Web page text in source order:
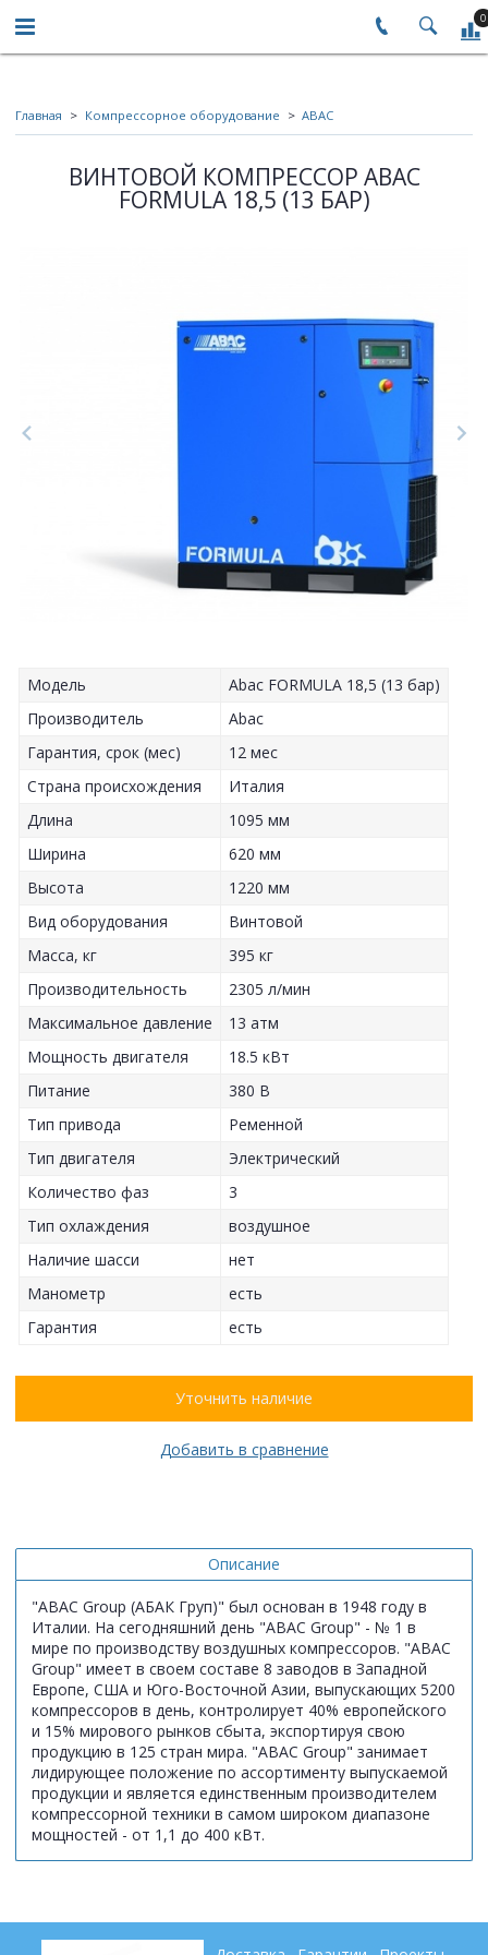
0
Главная Компрессорное оборудование ABAC
ВИНТОВОЙ КОМПРЕССОР ABAC
FORMULA 18,5 (13 БАР)
Модель
Abac FORMULA 18,5 (13 бар)
Производитель
Abac
Гарантия, срок (мес)
12 мес
Страна происхождения
Италия
Длина
1095 мм
Ширина
620 мм
Высота
1220 мм
Вид оборудования
Винтовой
Масса, кг
395 кг
Производительность
2305 л/мин
Максимальное давление
13 атм
Мощность двигателя
18.5 кВт
Питание
380 В
Тип привода
Ременной
Тип двигателя
Электрический
Количество фаз
3
Тип охлаждения
воздушное
Наличие шасси
нет
Манометр
есть
Гарантия
есть
Уточнить наличие
Добавить в сравнение
Описание
"ABAC Group (АБАК Груп)" был основан в 1948 году в
Италии. На сегодняшний день "ABAC Group" - № 1 в
мире по производству воздушных компрессоров. "ABAC
Group" имеет в своем составе 8 заводов в Западной
Европе, США и Юго-Восточной Азии, выпускающих 5200
компрессоров в день, контролирует 40% европейского
и 15% мирового рынков сбыта, экспортируя свою
продукцию в 125 стран мира. "ABAC Group" занимает
лидирующее положение по ассортименту выпускаемой
продукции и является единственным производителем
компрессорной техники в самом широком диапазоне
мощностей - от 1,1 до 400 кВт.